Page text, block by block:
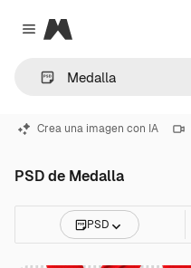
Close menu
Magnific
Crea una imagen con IA
PSD de Medalla
PSD